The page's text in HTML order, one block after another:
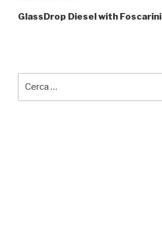
successivo
GlassDrop Diesel with Foscarini